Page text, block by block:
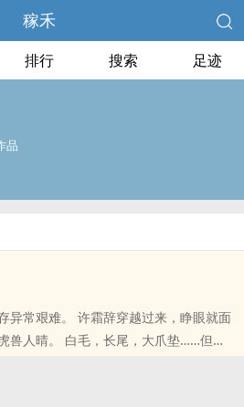
稼禾
排行 搜索 足迹
品
异常艰难。 许霜辞穿越过来，睁眼就面
兽人晴。 白毛，长尾，大爪垫……但毛